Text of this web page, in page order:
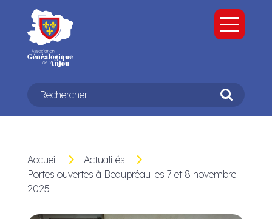
RECHERCHER Rechercher
Accueil
Actualités
Portes ouvertes à Beaupréau les 7 et 8 novembre
2025